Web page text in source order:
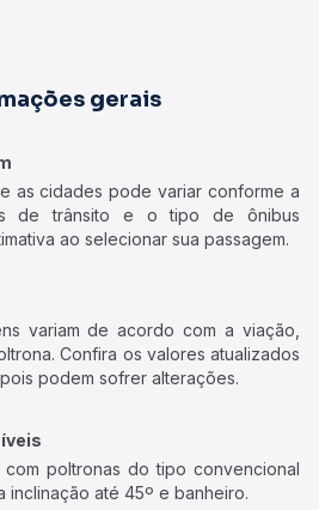
gerais
as cidades pode variar conforme a
de trânsito e o tipo de ônibus
ao selecionar sua passagem.
variam de acordo com a viação,
Confira os valores atualizados
podem sofrer alterações.
com poltronas do tipo convencional
inclinação até 45º e banheiro.